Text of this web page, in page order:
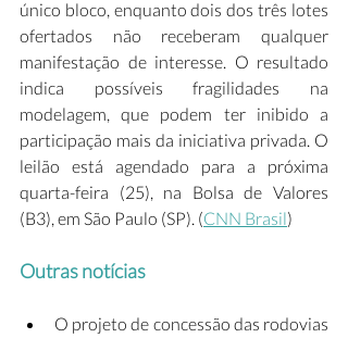
único bloco, enquanto dois dos três lotes
ofertados não receberam qualquer
manifestação de interesse. O resultado
indica possíveis fragilidades na
modelagem, que podem ter inibido a
participação mais da iniciativa privada. O
leilão está agendado para a próxima
quarta-feira (25), na Bolsa de Valores
(B3), em São Paulo (SP). (CNN Brasil)
Outras notícias
O projeto de concessão das rodovias